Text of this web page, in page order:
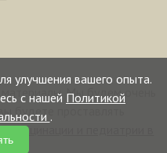
улучшения вашего опыта.
с нашей Политикой
.
Мы будем очень
будете проставлять
вакцинации и педиатрии в